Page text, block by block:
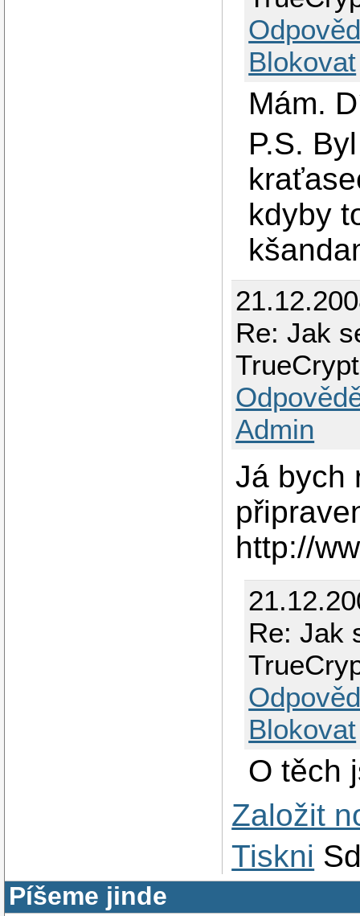
Blokovat
Mám.
P.S.
kdyby
Re: Jak
Admin
Já bych
http://
Re: Jak
Blokovat
O těch
Založit
Tiskni
Píšeme jinde